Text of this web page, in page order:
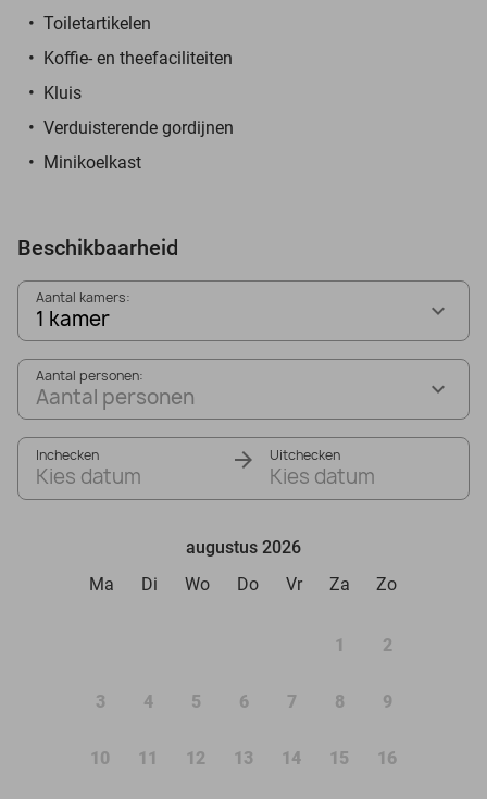
Toiletartikelen
Koffie- en theefaciliteiten
Kluis
Verduisterende gordijnen
Minikoelkast
Beschikbaarheid
Aantal kamers:
1 kamer
Aantal personen:
Aantal personen
Inchecken
Kies datum
Uitchecken
Kies datum
augustus 2026
Ma
Di Wo Do Vr Za Zo
1 2
3 4 5 6 7 8 9
10 11 12 13 14 15 16